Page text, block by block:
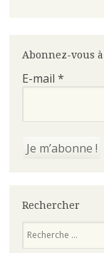
Abonnez-vous
E-mail *
Rechercher